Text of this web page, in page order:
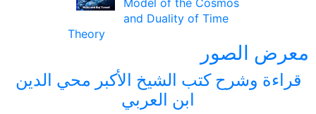
Model of the Cosmos
and Duality of Time
Theory
معرض الصور
قراءة وشرح كتب الشيخ الأكبر محي الدين
ابن العربي